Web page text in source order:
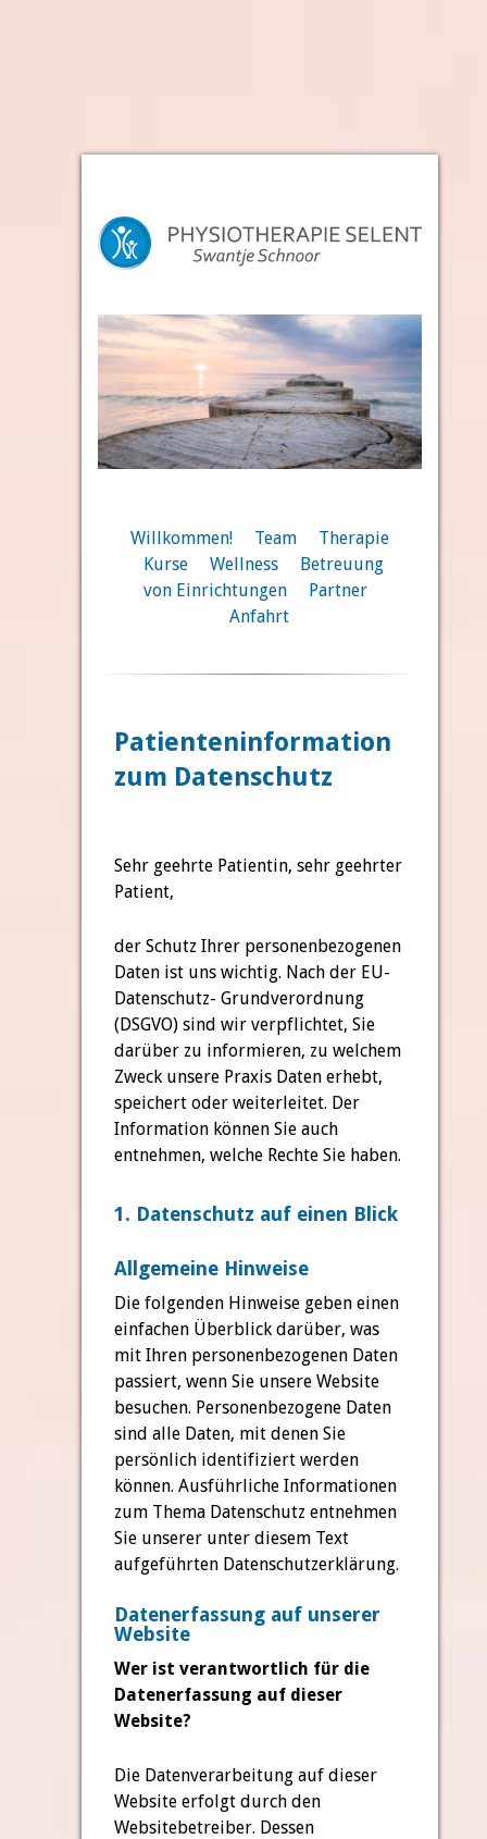
Willkommen! Team
Therapie
Kurse
Wellness
Betreuung
von Einrichtungen
Partner
Anfahrt
Patienteninformation
zum Datenschutz
Sehr geehrte Patientin, sehr geehrter
Patient,
der Schutz Ihrer personenbezogenen
Daten ist uns wichtig. Nach der EU-
Datenschutz- Grundverordnung
(DSGVO) sind wir verpflichtet, Sie
darüber zu informieren, zu welchem
Zweck unsere Praxis Daten erhebt,
speichert oder weiterleitet. Der
Information können Sie auch
entnehmen, welche Rechte Sie haben.
1. Datenschutz auf einen Blick
Allgemeine Hinweise
Die folgenden Hinweise geben einen
einfachen Überblick darüber, was
mit Ihren personenbezogenen Daten
passiert, wenn Sie unsere Website
besuchen. Personenbezogene Daten
sind alle Daten, mit denen Sie
persönlich identifiziert werden
können. Ausführliche Informationen
zum Thema Datenschutz entnehmen
Sie unserer unter diesem Text
aufgeführten Datenschutzerklärung.
Datenerfassung auf unserer
Website
Wer ist verantwortlich für die
Datenerfassung auf dieser
Website?
Die Datenverarbeitung auf dieser
Website erfolgt durch den
Websitebetreiber. Dessen